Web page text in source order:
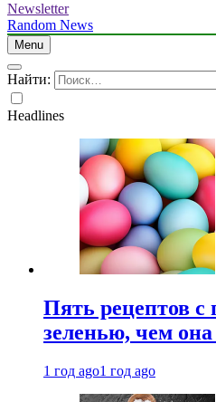
Newsletter
Random News
Menu
Найти:
Headlines
Пять рецептов с
зеленью, чем она
1 год ago1 год ago